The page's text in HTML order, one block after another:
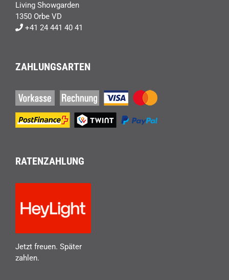
Living Showgarden
1350 Orbe VD
+41 24 441 40 41
ZAHLUNGSARTEN
RATENZAHLUNG
Jetzt freuen. Später
zahlen.